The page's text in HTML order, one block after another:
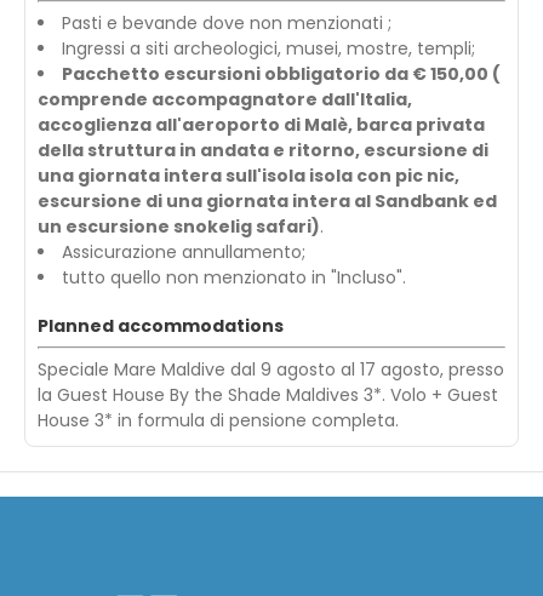
Pasti e bevande dove non menzionati ;
Ingressi a siti archeologici, musei, mostre, templi;
Pacchetto escursioni obbligatorio da € 150,00 (
comprende accompagnatore dall'Italia,
accoglienza all'aeroporto di Malè, barca privata
della struttura in andata e ritorno, escursione di
una giornata intera sull'isola isola con pic nic,
escursione di una giornata intera al Sandbank ed
un escursione snokelig safari).
Assicurazione annullamento;
tutto quello non menzionato in "Incluso".
Planned accommodations
Speciale Mare Maldive dal 9 agosto al 17 agosto, presso
la Guest House By the Shade Maldives 3*. Volo + Guest
House 3* in formula di pensione completa.